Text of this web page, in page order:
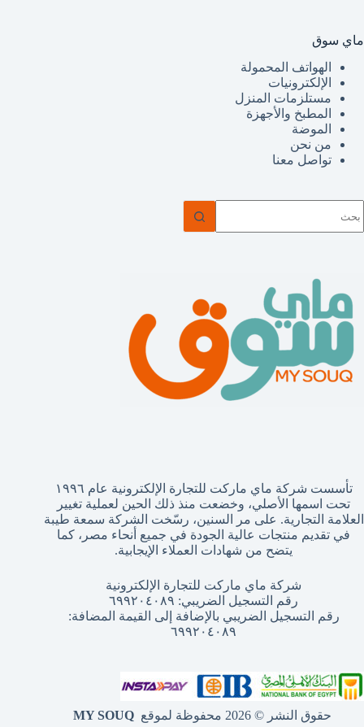
ماي سوق
الهواتف المحمولة
الإلكترونيات
مستلزمات المنزل
المطبخ والأجهزة
الموضة
من نحن
تواصل معنا
توجد
تأسست شركة ماي ماركت للتجارة الإلكترونية عام ١٩٩٦
تحت اسمها الأصلي، وخضعت منذ ذلك الحين لعملية تغيير
العلامة التجارية. على مر السنين، رسّخت الشركة سمعة طيبة
في تقديم منتجات عالية الجودة في جميع أنحاء مصر، كما
يتضح من شهادات العملاء الإيجابية.
شركة ماي ماركت للتجارة الإلكترونية
رقم التسجيل الضريبي: ٦٩٩٢٠٤٠٨٩
رقم التسجيل الضريبي بالإضافة إلى القيمة المضافة:
٦٩٩٢٠٤٠٨٩
حقوق النشر © 2026 محفوظة لموقع MY SOUQ